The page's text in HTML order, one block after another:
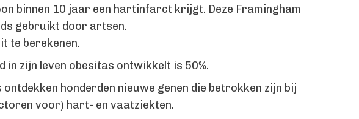
binnen 10 jaar een hartinfarct krijgt. Deze Framingham
gebruikt door artsen.
te berekenen.
in zijn leven obesitas ontwikkelt is 50%.
honderden nieuwe genen die betrokken zijn bij
voor) hart- en vaatziekten.